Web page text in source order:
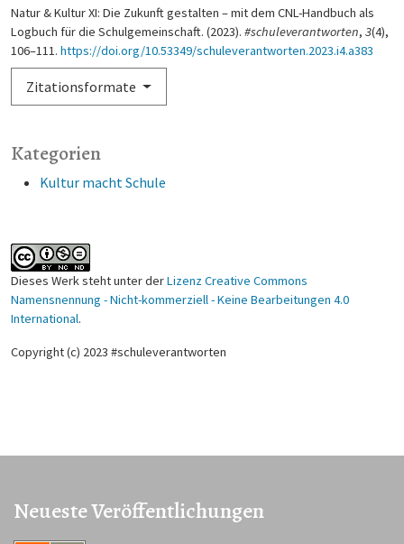
Kategorien
Kultur macht Schule
Natur & Kultur XI: Die Zukunft gestalten – mit dem CNL-Handbuch als
Logbuch für die Schulgemeinschaft. (2023). #schuleverantworten, 3(4),
106–111. https://doi.org/10.53349/schuleverantworten.2023.i4.a383
Zitationsformate
Dieses Werk steht unter derLizenz Creative Commons
Namensnennung - Nicht-kommerziell - Keine Bearbeitungen 4.0
International.
Copyright (c) 2023 #schuleverantworten
Neueste Veröffentlichungen